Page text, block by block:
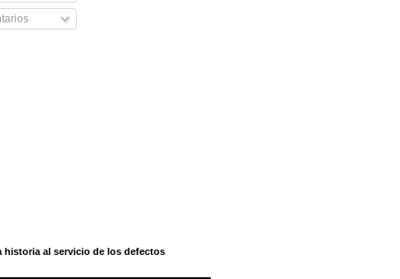
historia al servicio de los defectos